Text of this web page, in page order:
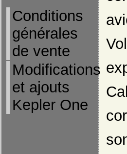
Conditions
générales
de vente
Modifications
et ajouts
Kepler One